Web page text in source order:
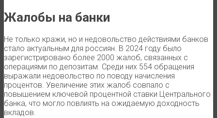
Жалобы на банки
Не только кражи, но и недовольство действиями банков
стало актуальным для россиян. В 2024 году было
зарегистрировано более 2000 жалоб, связанных с
операциями по депозитам. Среди них 554 обращения
выражали недовольство по поводу начисления
процентов. Увеличение этих жалоб совпало с
повышением ключевой процентной ставки Центрального
банка, что могло повлиять на ожидаемую доходность
вкладов.